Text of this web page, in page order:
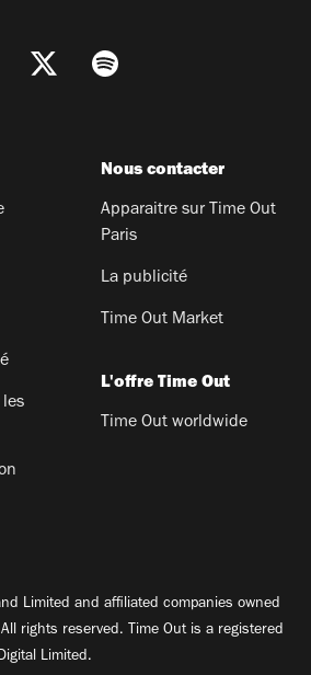
Nous contacter
Apparaitre sur Time Out
Paris
La publicité
Time Out Market
L'offre Time Out
Time Out worldwide
Limited and affiliated companies owned
rights reserved. Time Out is a registered
Limited.